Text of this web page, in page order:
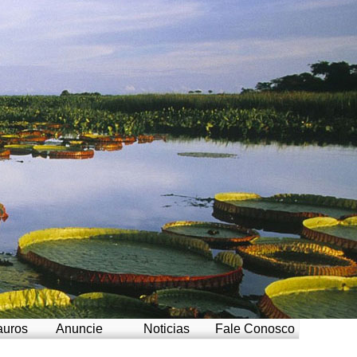
Anuncie Noticias Fale Conosco